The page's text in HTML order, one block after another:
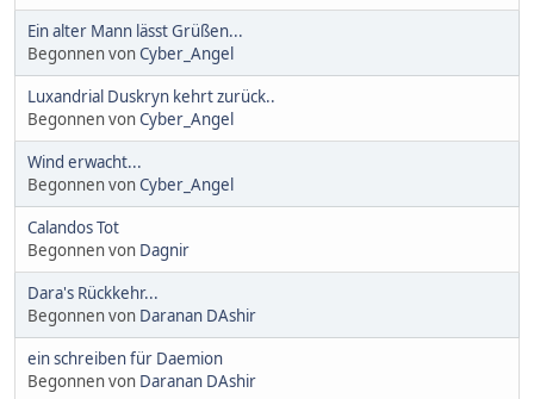
Ein alter Mann lässt Grüßen...
Begonnen vonCyber_Angel
Luxandrial Duskryn kehrt zurück..
Begonnen vonCyber_Angel
Wind erwacht...
Begonnen vonCyber_Angel
Calandos Tot
Begonnen von Dagnir
Dara's Rückkehr...
Begonnen von Daranan DAshir
ein schreiben für Daemion
Begonnen von Daranan DAshir